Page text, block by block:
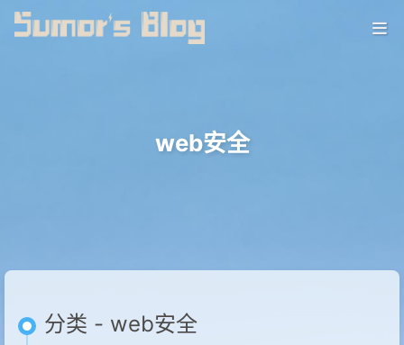
web安全
分类 - web安全